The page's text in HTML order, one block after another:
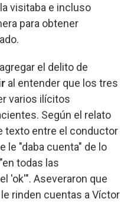
visitaba e incluso
para obtener
el delito de
al entender que los tres
varios ilícitos
Según el relato
texto entre el conductor
le "daba cuenta" de lo
todas las
'ok'". Aseveraron que
rinden cuentas a Víctor